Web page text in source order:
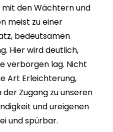
den Wächtern und
meist zu einer
bedeutsamen
Hier wird deutlich,
verborgen lag. Nicht
Art Erleichterung,
Zugang zu unseren
und ureigenen
und spürbar.